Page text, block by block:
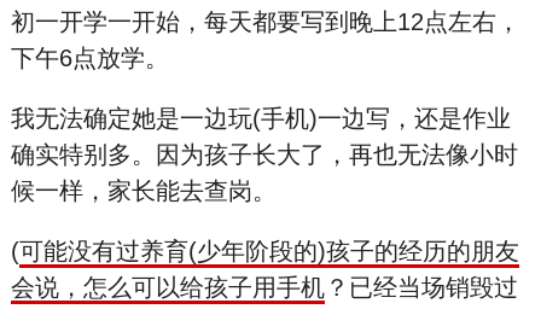
初一开学一开始，每天都要写到晚上12点左右，
下午6点放学。
我无法确定她是一边玩(手机)一边写，还是作业
确实特别多。因为孩子长大了，再也无法像小时
候一样，家长能去查岗。
(可能没有过养育(少年阶段的)孩子的经历的朋友
会说，怎么可以给孩子用手机？已经当场销毁过